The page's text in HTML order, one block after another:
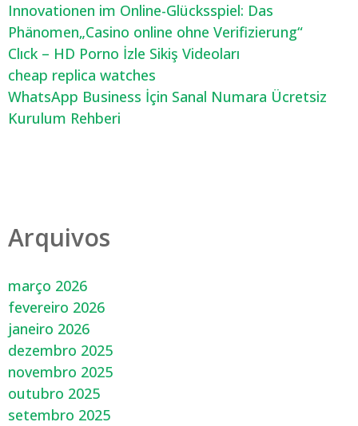
Innovationen im Online-Glücksspiel: Das
Phänomen„Casino online ohne Verifizierung“
Clıck – HD Porno İzle Sikiş Videoları
cheap replica watches
WhatsApp Business İçin Sanal Numara Ücretsiz
Kurulum Rehberi
Arquivos
março 2026
fevereiro 2026
janeiro 2026
dezembro 2025
novembro 2025
outubro 2025
setembro 2025